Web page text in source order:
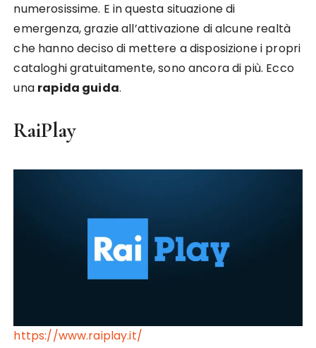
numerosissime. E in questa situazione di
emergenza, grazie all’attivazione di alcune realtà
che hanno deciso di mettere a disposizione i propri
cataloghi gratuitamente, sono ancora di più. Ecco
una rapida guida.
RaiPlay
https://www.raiplay.it/